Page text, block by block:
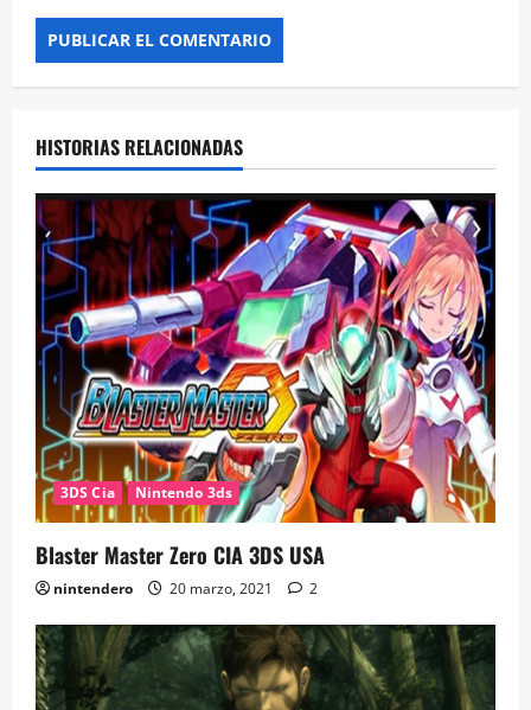
HISTORIAS RELACIONADAS
3DS Cia Nintendo 3ds
Blaster Master Zero CIA 3DS USA
nintendero 20 marzo, 2021 2